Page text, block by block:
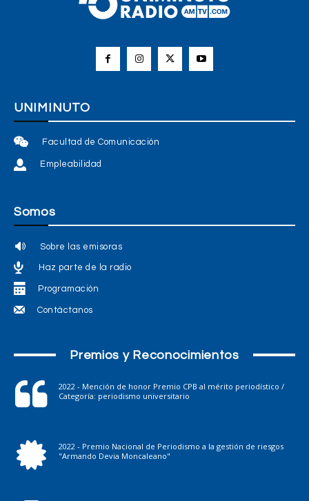
UNIMINUTO
Facultad de Comunicación
Empleabilidad
Somos
Sobre las emisoras
Haz parte de la radio
Programación
Contáctanos
Premios y Reconocimientos
2022 - Mención de honor Premio CPB al mérito periodístico /
Categoría: periodismo universitario
2022 - Premio Nacional de Periodismo a la gestión de riesgos
"Armando Devia Moncaleano"